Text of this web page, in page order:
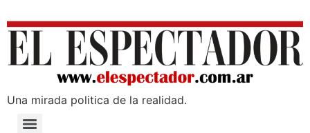
Una mirada poli­tica de la realidad.